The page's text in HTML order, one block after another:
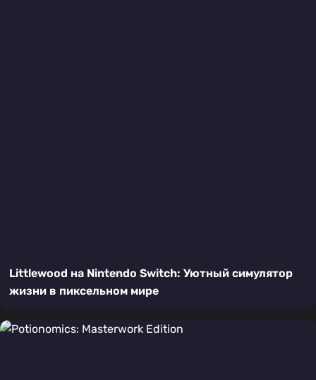
Littlewood на Nintendo Switch: Уютный симулятор
жизни в пиксельном мире